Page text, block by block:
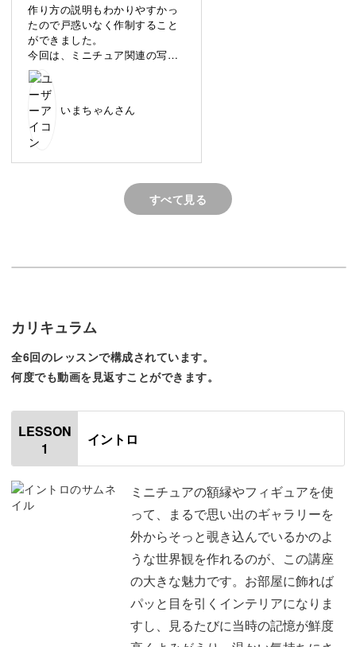
思い出のギャラリーを外からそっと覗き込んでいるかのよ
うな世界観を作れるのが、大きな魅力。
見るたびに当時の記憶が鮮度高くよみがえり、温かい気持
手のひらにのるほどの小さな額縁に写真を入れて、まとめ
て飾ることができるんです♪
おしゃれな額縁は、キットで5種類ご用意しています。
四角や丸、ハートなど、小さいながらも本格的な額縁のデ
アンティーク調のフレームに写真を入れると、何気ない瞬
作り方の説明もわかりやすかっ
たので戸惑いなく作制すること
ができました。
今回は、ミニチュア関連の写真
を使ってみましたがいろいろア
レンジができそう♪
いまちゃんさん
すべて見る
カリキュラム
全6回のレッスンで構成されています。
何度でも動画を見返すことができます。
LESSON
1
イントロ
ミニチュアの額縁やフィギュアを使
って、まるで思い出のギャラリーを
外からそっと覗き込んでいるかのよ
うな世界観を作れるのが、この講座
の大きな魅力です。お部屋に飾れば
パッと目を引くインテリアになりま
すし、見るたびに当時の記憶が鮮度